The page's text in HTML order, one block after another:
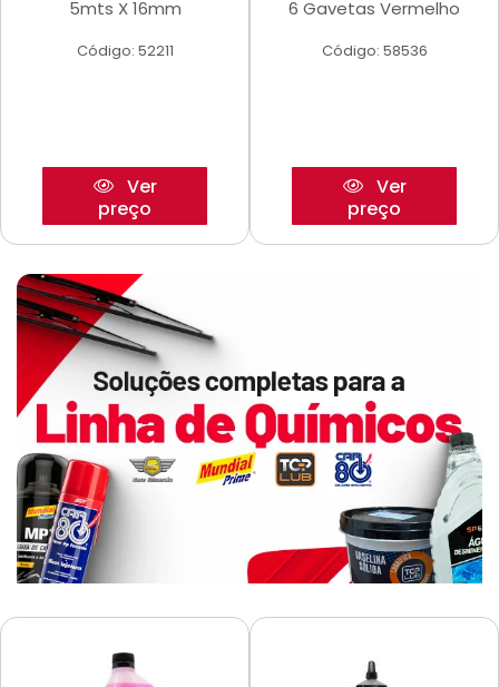
5mts X 16mm
Código: 52211
Ver
preço
6 Gavetas Vermelho
Código: 58536
Ver
preço